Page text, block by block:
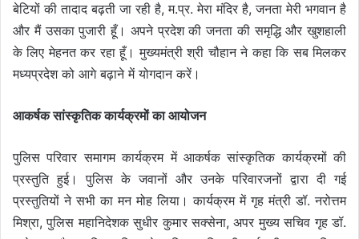
बेटियों की तादाद बढ़ती जा रही है, म.प्र. मेरा मंदिर है, जनता मेरी भगवान है
और मैं उसका पुजारी हूँ। अपने प्रदेश की जनता की समृद्धि और खुशहाली
के लिए मेहनत कर रहा हूँ। मुख्यमंत्री श्री चौहान ने कहा कि सब मिलकर
मध्यप्रदेश को आगे बढ़ाने में योगदान करें।
आकर्षक सांस्कृतिक कार्यक्रमों का आयोजन
पुलिस परिवार समागम कार्यक्रम में आकर्षक सांस्कृतिक कार्यक्रमों की
प्रस्तुति हुई। पुलिस के जवानों और उनके परिवारजनों द्वारा दी गई
प्रस्तुतियों ने सभी का मन मोह लिया। कार्यक्रम में गृह मंत्री डॉ. नरोत्तम
मिश्रा, पुलिस महानिदेशक सुधीर कुमार सक्सेना, अपर मुख्य सचिव गृह डॉ.